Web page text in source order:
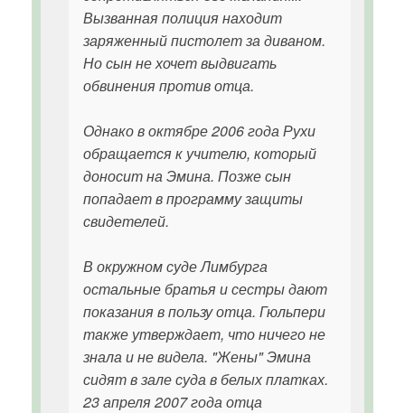
Вызванная полиция находит
заряженный пистолет за диваном.
Но сын не хочет выдвигать
обвинения против отца.
Однако в октябре 2006 года Рухи
обращается к учителю, который
доносит на Эмина. Позже сын
попадает в программу защиты
свидетелей.
В окружном суде Лимбурга
остальные братья и сестры дают
показания в пользу отца. Гюльпери
также утверждает, что ничего не
знала и не видела. "Жены" Эмина
сидят в зале суда в белых платках.
23 апреля 2007 года отца